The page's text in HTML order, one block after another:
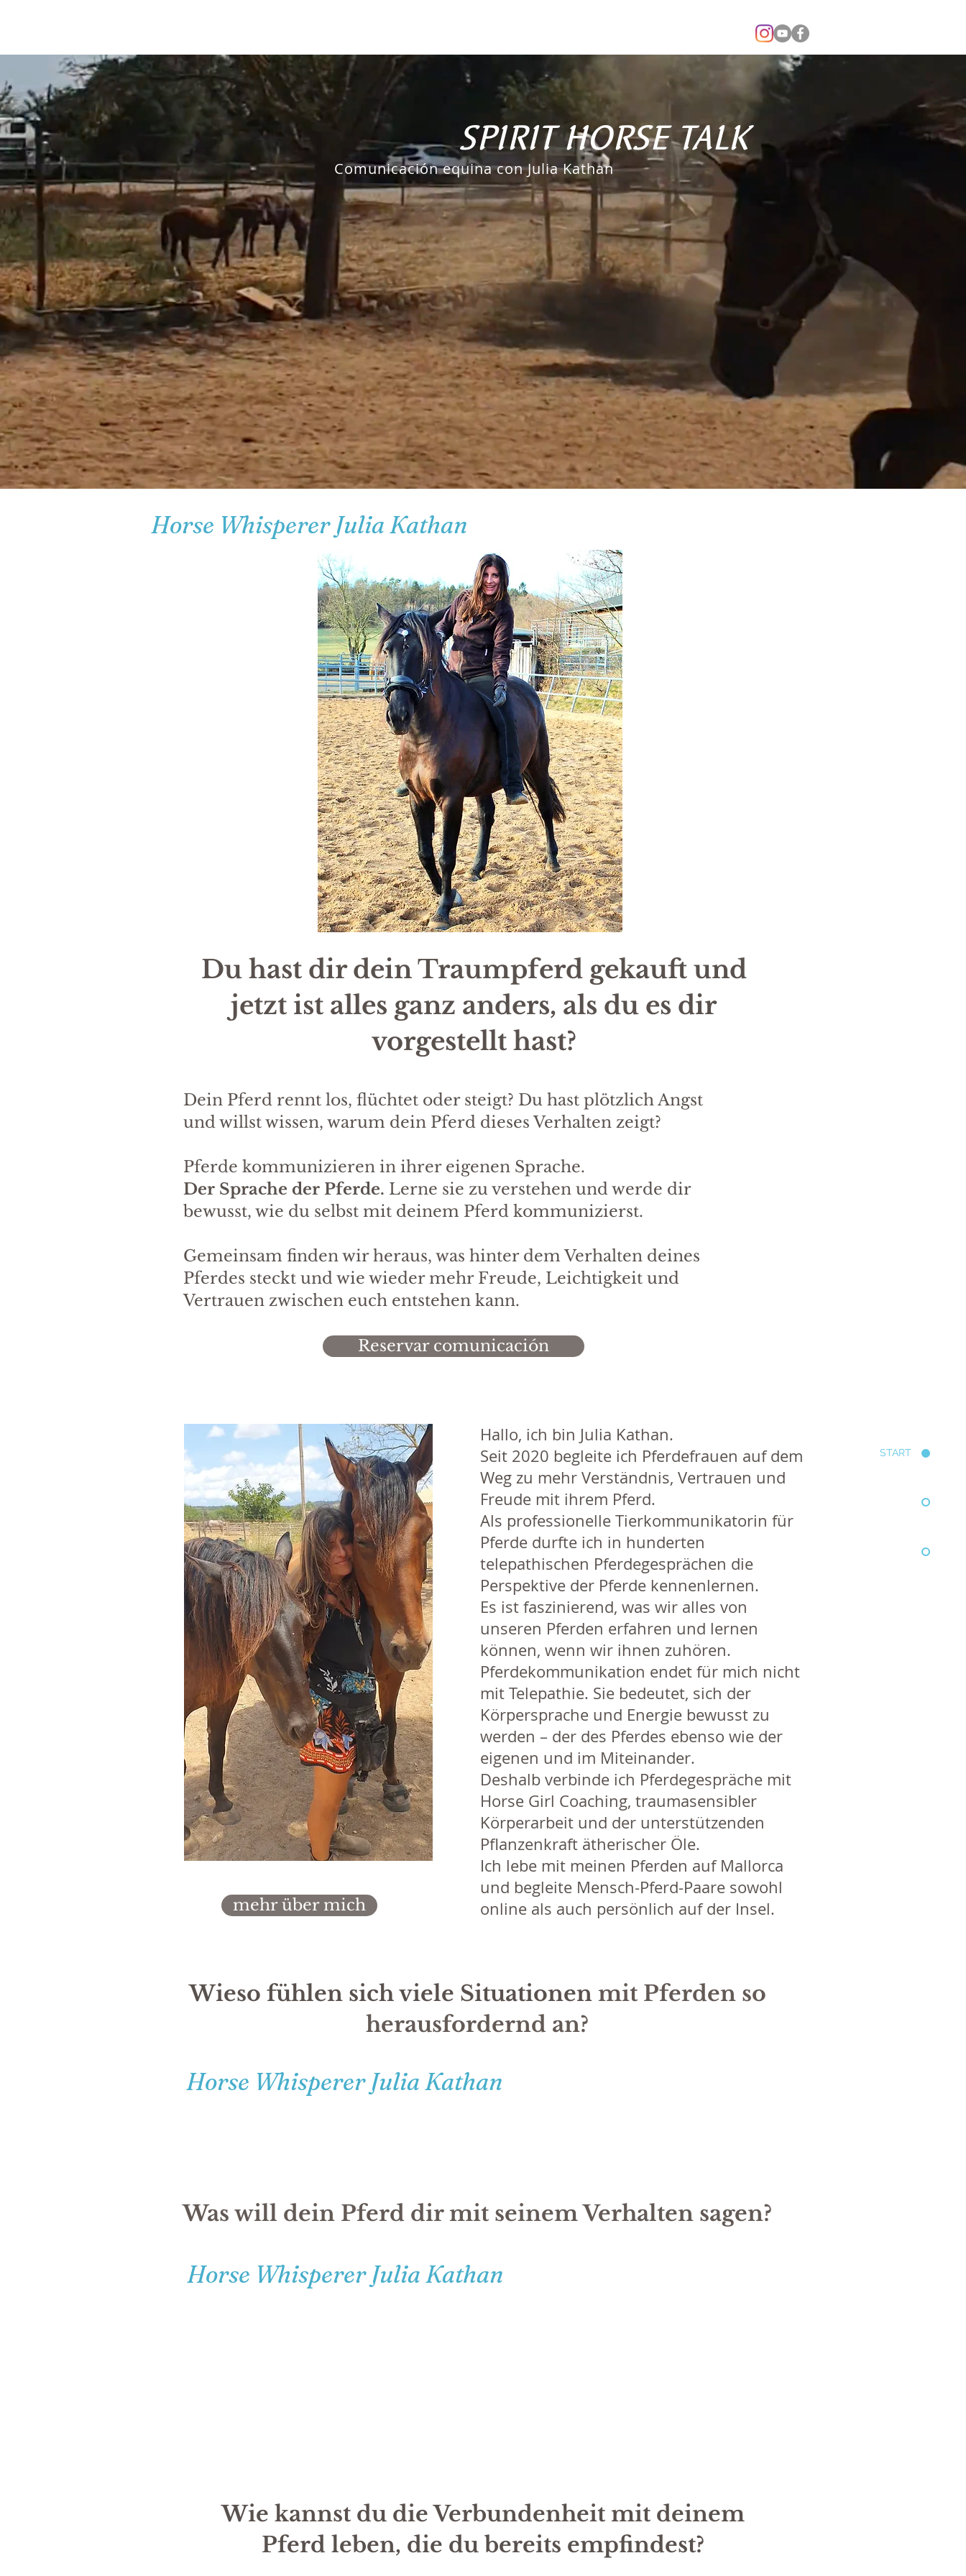
START
SPIRIT HORSE TALK
Comunicación equina con Julia Kathan
Horse Whisperer Julia Kathan
Du hast dir dein Traumpferd gekauft und
jetzt ist alles ganz anders, als du es dir
vorgestellt hast?
Dein Pferd rennt los, flüchtet oder steigt? Du hast plötzlich Angst
und willst wissen, warum dein Pferd dieses Verhalten zeigt?
Pferde kommunizieren in ihrer eigenen Sprache.
Der Sprache der Pferde. Lerne sie zu verstehen und werde dir
bewusst, wie du selbst mit deinem Pferd kommunizierst.
Gemeinsam finden wir heraus, was hinter dem Verhalten deines
Pferdes steckt und wie wieder mehr Freude, Leichtigkeit und
Vertrauen zwischen euch entstehen kann.
Reservar comunicación
mehr über mich
Hallo, ich bin Julia Kathan.
Seit 2020 begleite ich Pferdefrauen auf dem
Weg zu mehr Verständnis, Vertrauen und
Freude mit ihrem Pferd.
Als professionelle Tierkommunikatorin für
Pferde durfte ich in hunderten
telepathischen Pferdegesprächen die
Perspektive der Pferde kennenlernen.
Es ist faszinierend, was wir alles von
unseren Pferden erfahren und lernen
können, wenn wir ihnen zuhören.
Pferdekommunikation endet für mich nicht
mit Telepathie. Sie bedeutet, sich der
Körpersprache und Energie bewusst zu
werden – der des Pferdes ebenso wie der
eigenen und im Miteinander.
Deshalb verbinde ich Pferdegespräche mit
Horse Girl Coaching, traumasensibler
Körperarbeit und der unterstützenden
Pflanzenkraft ätherischer Öle.
Ich lebe mit meinen Pferden auf Mallorca
und begleite Mensch-Pferd-Paare sowohl
online als auch persönlich auf der Insel.​​​​​​
Wieso fühlen sich viele Situationenmit Pferden so
herausfordernd an?
Horse Whisperer Julia Kathan
Was will dein Pferd dir mit seinem Verhalten sagen?
Horse Whisperer Julia Kathan
Wie kannst du die Verbundenheit mit deinem
Pferd leben, die du bereits empfindest?